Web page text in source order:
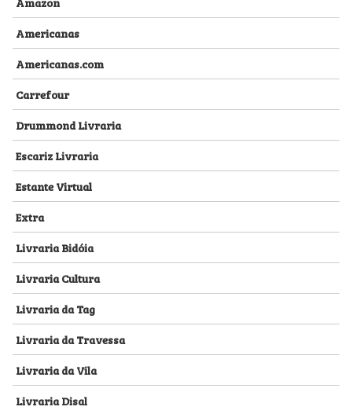
Americanas
Americanas.com
Carrefour
Drummond Livraria
Escariz Livraria
Estante Virtual
Extra
Livraria Bidóia
Livraria Cultura
Livraria da Tag
Livraria da Travessa
Livraria da Vila
Livraria Disal